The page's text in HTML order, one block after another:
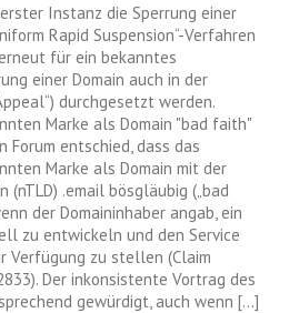
Instanz die Sperrung einer
Rapid Suspension“-Verfahren
für ein bekanntes
einer Domain auch in der
durchgesetzt werden.
Marke als Domain "bad faith"
entschied, dass das
Marke als Domain mit der
(nTLD) .email bösgläubig („bad
der Domaininhaber angab, ein
zu entwickeln und den Service
Verfügung zu stellen (Claim
Der inkonsistente Vortrag des
gewürdigt, auch wenn [...]